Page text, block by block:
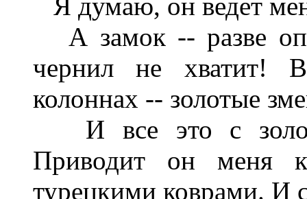
А замок -- разве
чернил не хватит!
колоннах -- золотые
И все это с
Приводит он меня
турецкими коврами. И